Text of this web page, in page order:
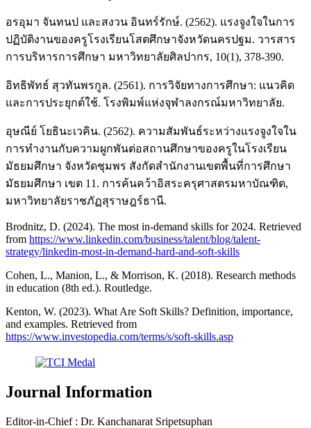
อรอุมา จันทนป และสงวน อินทร์รักษ์. (2562). แรงจูงใจในการ
ปฏิบัติงานของครูโรงเรียนโสตศึกษาจังหวัดนครปฐม. วารสาร
การบริหารการศึกษา มหาวิทยาลัยศิลปากร, 10(1), 378-390.
อิทธิพัทธ์ สุวทันพรกูล. (2561). การวิจัยทางการศึกษา: แนวคิด
และการประยุกต์ใช้. โรงพิมพ์แห่งจุฬาลงกรณ์มหาวิทยาลัย.
อุษณีย์ โยธินะเวคิน. (2562). ความสัมพันธ์ระหว่างแรงจูงใจใน
การทำงานกับความผูกพันต่อสถานศึกษาของครูในโรงเรียน
มัธยมศึกษา จังหวัดชุมพร สังกัดสำนักงานเขตพื้นที่การศึกษา
มัธยมศึกษา เขต 11. การค้นคว้าอิสระครุศาสตรมหาบัณฑิต,
มหาวิทยาลัยราชภัฏสุราษฎร์ธานี.
Brodnitz, D. (2024). The most in-demand skills for 2024. Retrieved
from https://www.linkedin.com/business/talent/blog/talent-
strategy/linkedin-most-in-demand-hard-and-soft-skills
Cohen, L., Manion, L., & Morrison, K. (2018). Research methods
in education (8th ed.). Routledge.
Kenton, W. (2023). What Are Soft Skills? Definition, importance,
and examples. Retrieved from
https://www.investopedia.com/terms/s/soft-skills.asp
Journal Information
Editor-in-Chief : Dr. Kanchanarat Sripetsuphan